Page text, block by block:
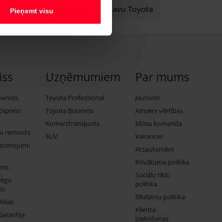
Pieņemt visu Konfigurē savu Toyota
remonts
Uzņēmumiem
Toyota Professional
Toyota Business
Komerctransports
SUV
Par mums
Jaunumi
Amserv vērtības
Mūsu komanda
Vakances
Atsauksmēm
Privātuma politika
Sociālo tīklu
politika
Sīkdatņu politika
Klienta
piekrišanas